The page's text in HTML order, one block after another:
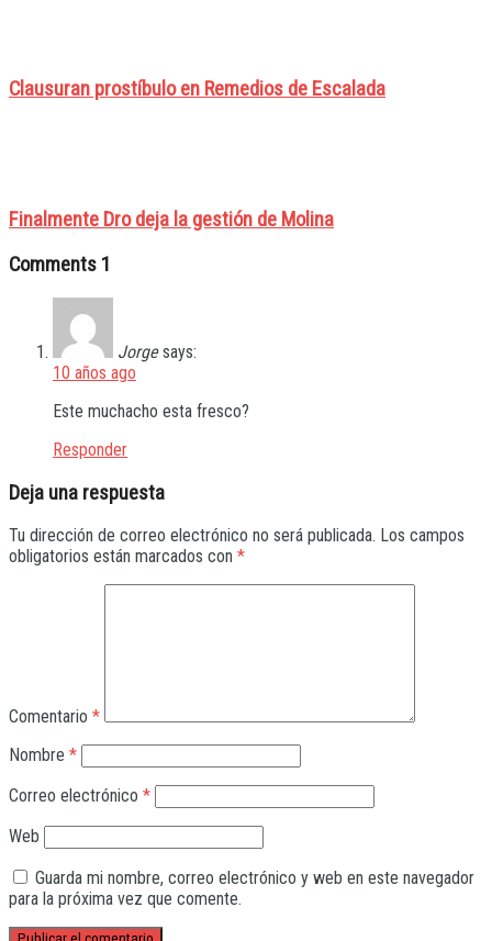
Clausuran prostíbulo en Remedios de Escalada
Finalmente Dro deja la gestión de Molina
Comments 1
Jorge says:
10 años ago
Este muchacho esta fresco?
Responder
Deja una respuesta
Tu dirección de correo electrónico no será publicada. Los campos
obligatorios están marcados con *
Comentario *
Nombre *
Correo electrónico *
Web
Guarda mi nombre, correo electrónico y web en este navegador
para la próxima vez que comente.